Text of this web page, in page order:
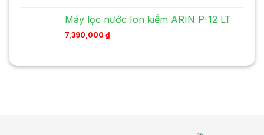
Máy lọc nước Ion kiềm ARIN P-12 LT
7,390,000 ₫